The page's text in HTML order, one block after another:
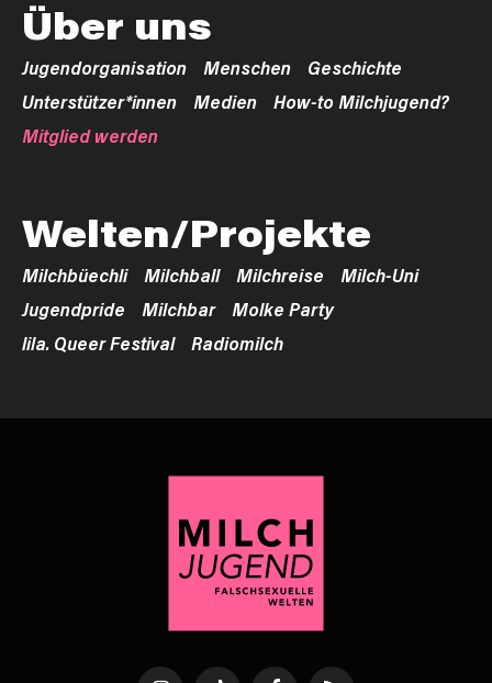
Über uns
Jugendorganisation Menschen
Geschichte
Unterstützer*innen
Medien
How-to Milchjugend?
Mitglied werden
Welten/Projekte
Milchbüechli Milchball Milchreise
Milch-Uni
Jugendpride
Milchbar
Molke Party
lila. Queer Festival
Radiomilch